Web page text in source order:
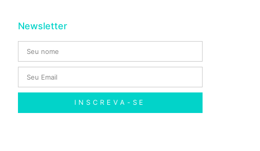
Newsletter
INSCREVA-SE